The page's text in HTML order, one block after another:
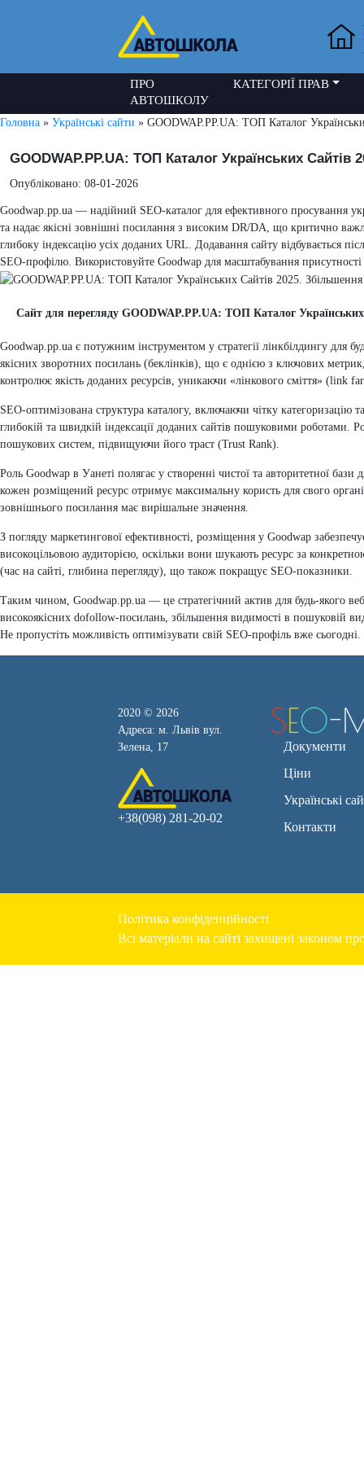
ПРО
АВТОШКОЛУ
КАТЕГОРІЇ ПРАВ
Головна » Українські сайти » GOODWAP.PP.UA: ТОП Каталог
GOODWAP.PP.UA: ТОП Каталог Українських Сайтів
Опубліковано: 08-01-2026
Goodwap.pp.ua — надійний SEO-каталог для ефективного просування
та надає якісні зовнішні посилання з високим DR/DA, що критично
глибоку індексацію усіх доданих URL. Додавання сайту відбувається
SEO-профілю. Використовуйте Goodwap для масштабування
Сайт для перегляду GOODWAP.PP.UA: ТОП Каталог
Goodwap.pp.ua є потужним інструментом у стратегії лінкбілдингу для
якісних зворотних посилань (беклінків), що є однією з ключових
контролює якість доданих ресурсів, уникаючи «лінкового сміття» (link
SEO-оптимізована структура каталогу, включаючи чітку категоризацію
глибокій та швидкій індексації доданих сайтів пошуковими роботами.
пошукових систем, підвищуючи його траст (Trust Rank).
Роль Goodwap в Уанеті полягає у створенні чистої та авторитетної
кожен розміщений ресурс отримує максимальну користь для свого
зовнішнього посилання має вирішальне значення.
З погляду маркетингової ефективності, розміщення у Goodwap
високоцільовою аудиторією, оскільки вони шукають ресурс за
(час на сайті, глибина перегляду), що також покращує SEO-показники.
Таким чином, Goodwap.pp.ua — це стратегічний актив для будь-якого
високоякісних dofollow-посилань, збільшення видимості в пошуковій
Не пропустіть можливість оптимізувати свій SEO-профіль вже сьогодні.
2020 © 2026
Адреса: м. Львів вул.
Зелена, 17
+38(098) 281-20-02
Документи
Ціни
Українські
Контакти
Політика конфіденційності
Всі матеріали на сайті захищені законом